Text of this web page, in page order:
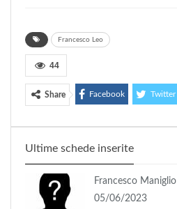
Francesco Leo
44
Share Facebook Twitter
Ultime schede inserite
Francesco Maniglio
05/06/2023